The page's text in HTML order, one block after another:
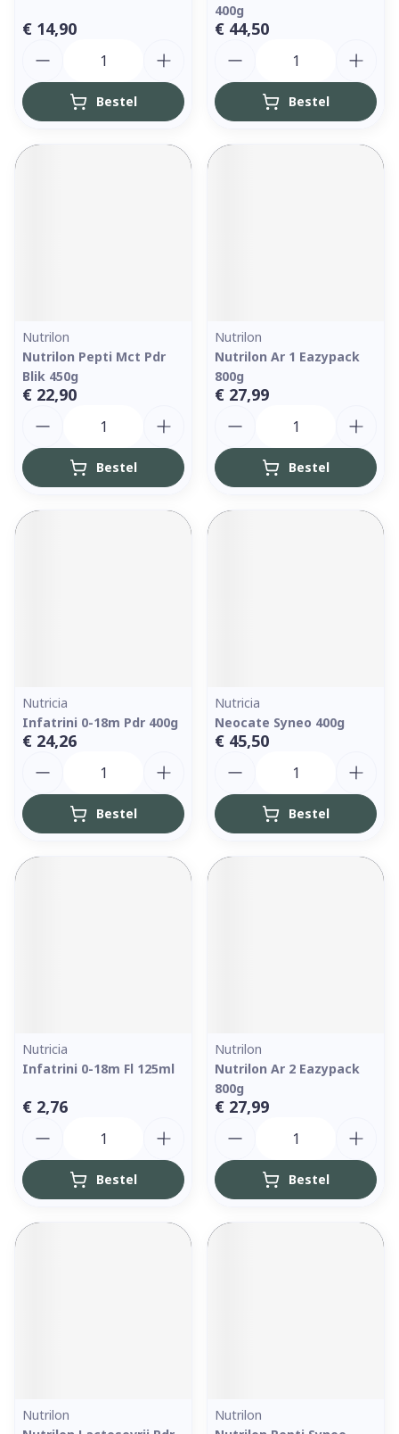
€ 14,90
Bestel
400g
€ 44,50
Bestel
Nutrilon
Nutrilon Pepti Mct Pdr
Blik 450g
€ 22,90
Bestel
Nutrilon
Nutrilon Ar 1 Eazypack
800g
€ 27,99
Bestel
Nutricia
Infatrini 0-18m Pdr 400g
€ 24,26
Bestel
Nutricia
Neocate Syneo 400g
€ 45,50
Bestel
Nutricia
Infatrini 0-18m Fl 125ml
€ 2,76
Bestel
Nutrilon
Nutrilon Ar 2 Eazypack
800g
€ 27,99
Bestel
Nutrilon
Nutrilon